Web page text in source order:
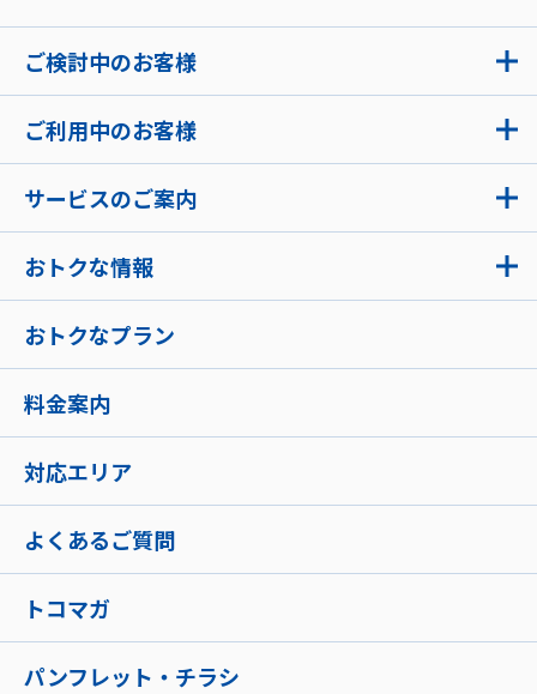
ご検討中のお客様
ご利用中のお客様
サービスのご案内
おトクな情報
おトクなプラン
料金案内
対応エリア
よくあるご質問
トコマガ
パンフレット・チラシ